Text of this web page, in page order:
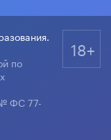
по
ФС 77-
18+